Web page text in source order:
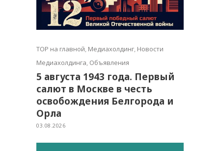
TOP на главной, Медиахолдинг, Новости
Медиахолдинга, Объявления
5 августа 1943 года. Первый
салют в Москве в честь
освобождения Белгорода и
Орла
03.08.2026